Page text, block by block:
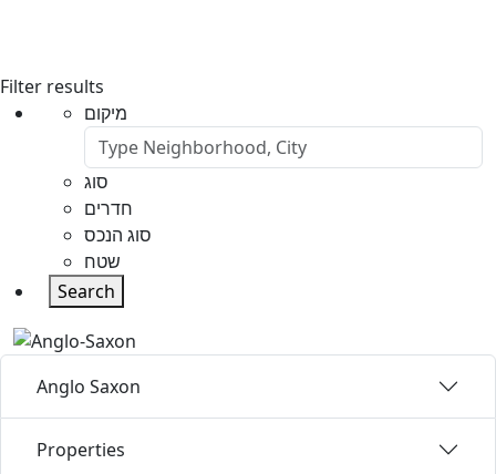
Filter results
מיקום
סוג
חדרים
סוג הנכס
שטח
Search
Anglo Saxon
Properties